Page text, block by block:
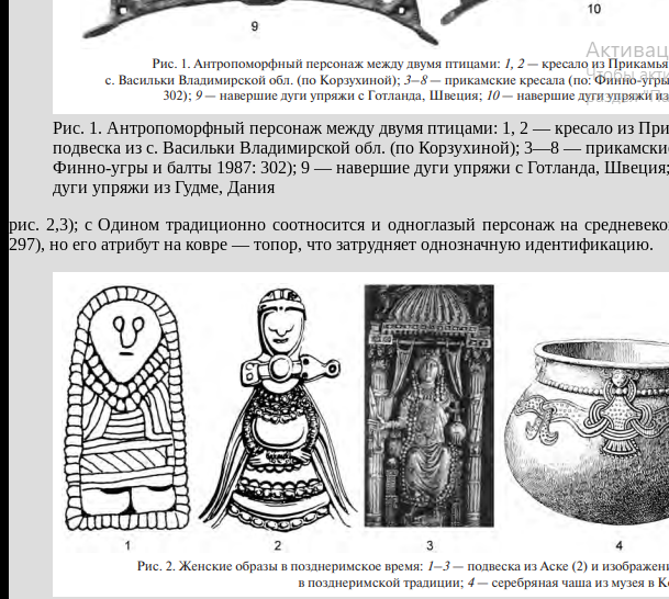
Рис. 1. Антропоморфный персонаж между двумя птицами: 1, 2 — кресало из
подвеска из с. Васильки Владимирской обл. (по Корзухиной); 3—8 —
Финно-угры и балты 1987: 302); 9 — навершие дуги упряжи с Готланда,
дуги упряжи из Гудме, Дания
рис. 2,3); с Одином традиционно соотносится и одноглазый персонаж на
297), но его атрибут на ковре — топор, что затрудняет однозначную идентификацию.